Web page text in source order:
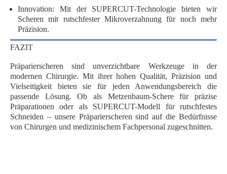
Innovation: Mit der SUPERCUT-Technologie bieten wir
Scheren mit rutschfester Mikroverzahnung für noch mehr
Präzision.
FAZIT
Präparierscheren sindunverzichtbare Werkzeugein der
modernen Chirurgie. Mit ihrerhohen Qualität,Präzision und
Vielseitigkeit bieten sie für jeden Anwendungsbereich die
passende Lösung. Ob als Metzenbaum-Scherefür präzise
Präparationen oder als SUPERCUT-Modell für rutschfestes
Schneiden – unsere Präparierscheren sind auf die Bedürfnisse
von Chirurgen und medizinischem Fachpersonal zugeschnitten.